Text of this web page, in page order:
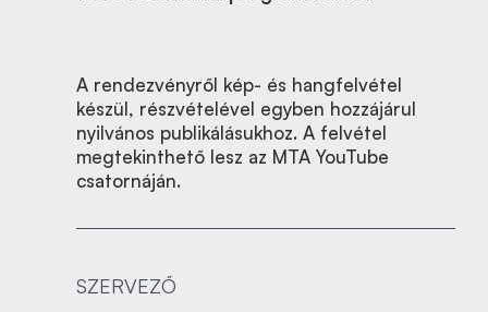
A rendezvényről kép- és hangfelvétel
készül, részvételével egyben hozzájárul
nyilvános publikálásukhoz. A felvétel
megtekinthető lesz az MTA YouTube
csatornáján.
SZERVEZŐ